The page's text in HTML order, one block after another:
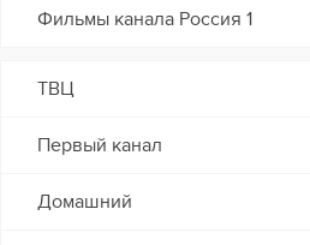
Фильмы канала Россия 1
ТВЦ
Первый канал
Домашний